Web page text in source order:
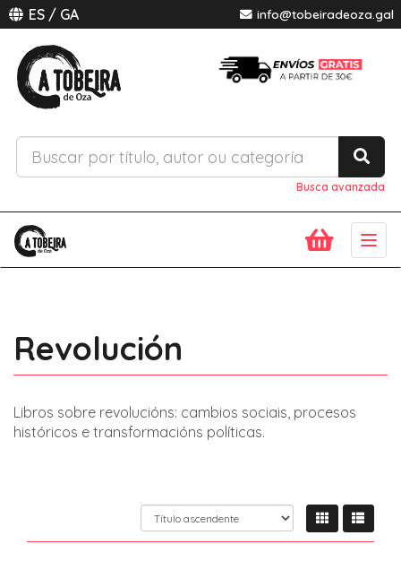
ES / GA info@tobeiradeoza.gal
Busca avanzada
Revolución
Libros sobre revolucións: cambios sociais, procesos
históricos e transformacións políticas.